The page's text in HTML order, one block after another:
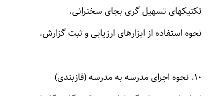
تکنیکهای تسهیل گری بجای سخنرانی.
نحوه استفاده از ابزارهای ارزیابی و ثبت گزارش.
۱۰. نحوه اجرای مدرسه به مدرسه (فازبندی)